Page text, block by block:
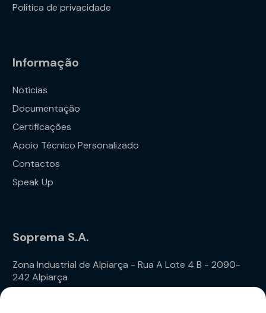
Política de privacidade
Informação
Notícias
Documentação
Certificações
Apoio Técnico Personalizado
Contactos
Speak Up
Soprema S.A.
Zona Industrial de Alpiarça - Rua A Lote 4 B - 2090-
242 Alpiarça